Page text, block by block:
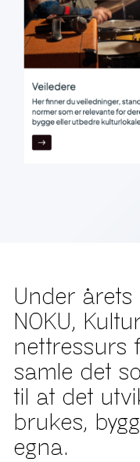
Under
NOKU,
nettressurs
samle det
til at det
brukes,
egna.